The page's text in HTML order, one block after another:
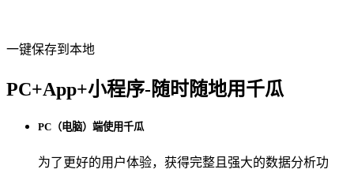
一键保存到本地
PC+App+小程序-随时随地用千瓜
PC（电脑）端使用千瓜
为了更好的用户体验，获得完整且强大的数据分析功